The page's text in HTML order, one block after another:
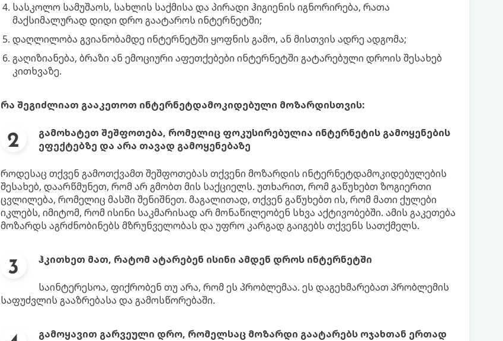
სასკოლო სამუშაოს, სახლის საქმისა და პირადი ჰიგიენის იგნორირება, რათა
მაქსიმალურად დიდი დრო გაატაროს ინტერნეტში;
დაღლილობა გვიანობამდე ინტერნეტში ყოფნის გამო, ან მისთვის ადრე ადგომა;
გაღიზიანება, ბრაზი ან ემოციური აფეთქებები ინტერნეტში გატარებული დროის შესახებ
კითხვაზე.
რა შეგიძლიათ გააკეთოთ ინტერნეტდამოკიდებული მოზარდისთვის:
გამოხატეთ შეშფოთება, რომელიც ფოკუსირებულია ინტერნეტის გამოყენების
ეფექტებზე და არა თავად გამოყენებაზე
როდესაც თქვენ გამოთქვამთ შეშფოთებას თქვენი მოზარდის ინტერნეტდამოკიდებულების
შესახებ, დაარწმუნეთ, რომ არ გმობთ მის საქციელს. უთხარით, რომ გაწუხებთ ზოგიერთი
ცვლილება, რომელიც მასში შენიშნეთ. მაგალითად, თქვენ გაწუხებთ ის, რომ მათი ქულები
იკლებს, იმიტომ, რომ ისინი საკმარისად არ მონაწილეობენ სხვა აქტივობებში. ამის გაკეთება
მოზარდს აგრძნობინებს მზრუნველობას და უფრო კარგად გაიგებს თქვენს სათქმელს.
ჰკითხეთ მათ, რატომ ატარებენ ისინი ამდენ დროს ინტერნეტში
საინტერესოა, ფიქრობენ თუ არა, რომ ეს პრობლემაა. ეს დაგეხმარებათ პრობლემის
საფუძვლის გააზრებასა და გამოსწორებაში.
გამოყავით გარვეული დრო, რომელსაც მოზარდი გაატარებს ოჯახთან ერთად